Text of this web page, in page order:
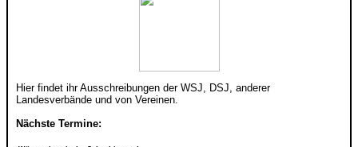
Hier findet ihr Ausschreibungen der WSJ, DSJ, anderer
Landesverbände und von Vereinen.
Nächste Termine: